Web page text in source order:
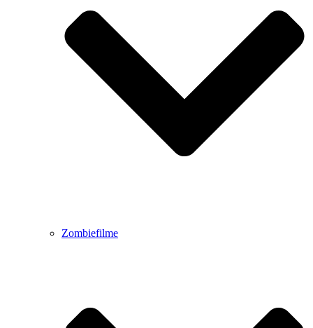
Zombiefilme